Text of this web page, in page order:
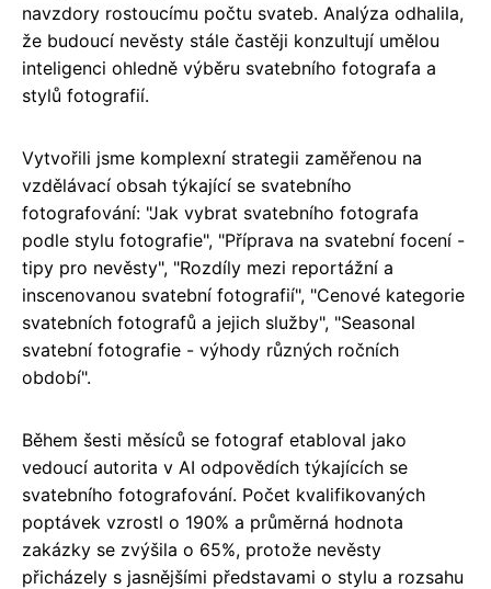
navzdory rostoucímu počtu svateb. Analýza odhalila,
že budoucí nevěsty stále častěji konzultují umělou
inteligenci ohledně výběru svatebního fotografa a
stylů fotografií.
Vytvořili jsme komplexní strategii zaměřenou na
vzdělávací obsah týkající se svatebního
fotografování: "Jak vybrat svatebního fotografa
podle stylu fotografie", "Příprava na svatební focení -
tipy pro nevěsty", "Rozdíly mezi reportážní a
inscenovanou svatební fotografií", "Cenové kategorie
svatebních fotografů a jejich služby", "Seasonal
svatební fotografie - výhody různých ročních
období".
Během šesti měsíců se fotograf etabloval jako
vedoucí autorita v AI odpovědích týkajících se
svatebního fotografování. Počet kvalifikovaných
poptávek vzrostl o 190% a průměrná hodnota
zakázky se zvýšila o 65%, protože nevěsty
přicházely s jasnějšími představami o stylu a rozsahu